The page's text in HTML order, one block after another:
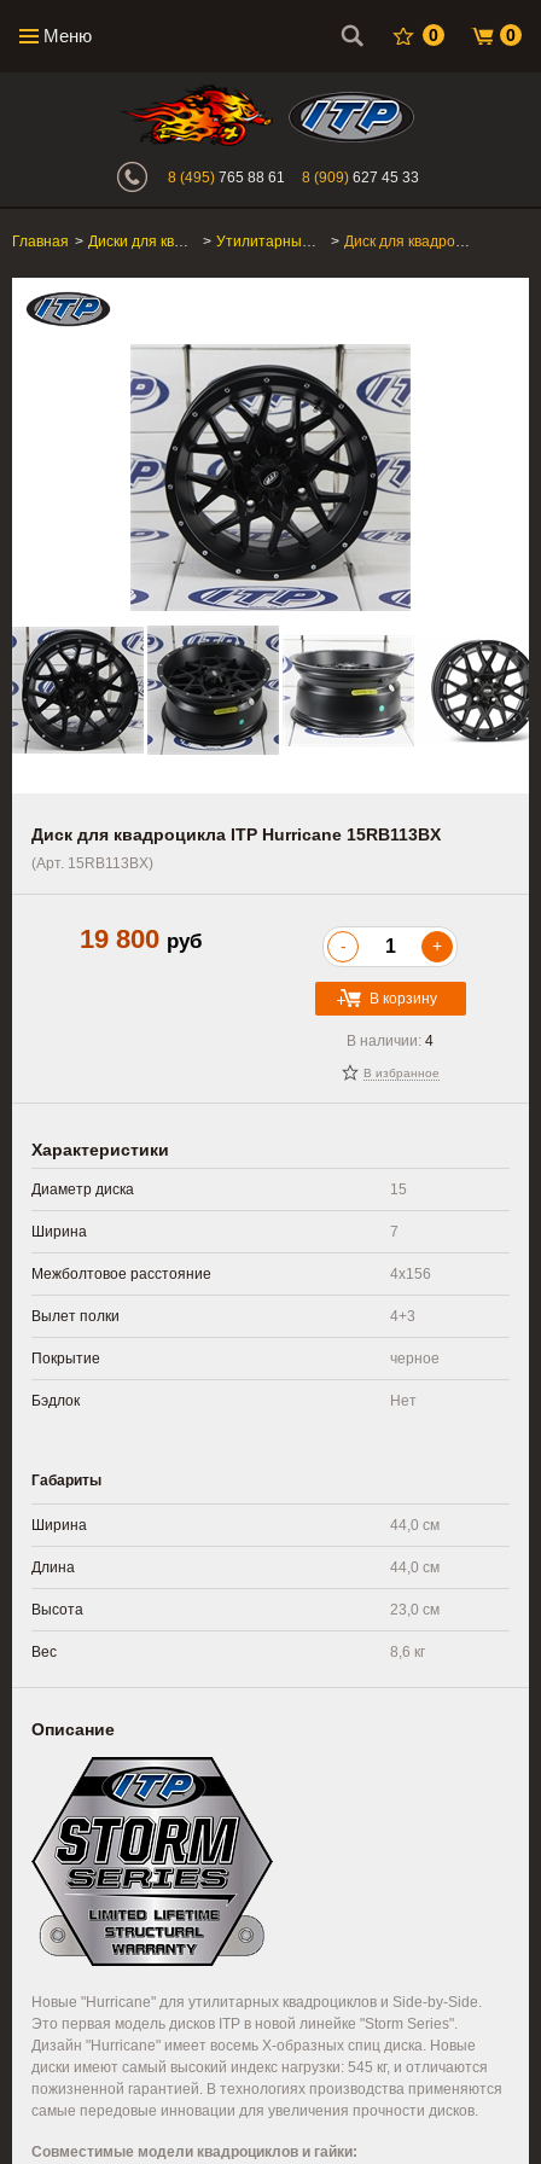
Меню 0 0
Интернет-магазин "Поросенок".
8 (495) 765 88 61 8 (909) 627 45 33
Главная > Диски для квадроцикла > Утилитарные ATV/SxS > Диск для квадроцикла ITP Hurricane 15RB113BX
Диск для квадроцикла ITP Hurricane 15RB113BX
(Арт. 15RB113BX)
19 800 руб - +
В корзину
В наличии: 4
В избранное
Характеристики
Диаметр диска 15
Ширина 7
Межболтовое расстояние 4x156
Вылет полки 4+3
Покрытие черное
Бэдлок Нет
Габариты
Ширина 44,0 см
Длина 44,0 см
Высота 23,0 см
Вес 8,6 кг
Описание
Новые "Hurricane" для утилитарных квадроциклов и Side-by-Side.
Это первая модель дисков ITP в новой линейке "Storm Series".
Дизайн "Hurricane" имеет восемь Х-образных спиц диска. Новые
диски имеют самый высокий индекс нагрузки: 545 кг, и отличаются
пожизненной гарантией. В технологиях производства применяются
самые передовые инновации для увеличения прочности дисков.
Совместимые модели квадроциклов и гайки: